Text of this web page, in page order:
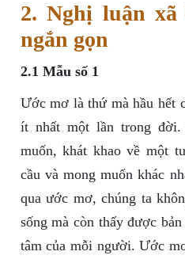
2. Nghị luận
ngắn gọn
2.1 Mẫu số 1
Ước mơ là thứ mà hầu hết
ít nhất một lần trong
muốn, khát khao về một
cầu và mong muốn khác
qua ước mơ, chúng ta
sống mà còn thấy được
tâm của mỗi người. Ước